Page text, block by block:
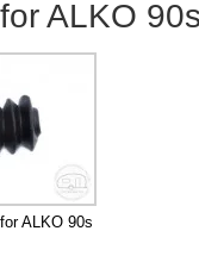
ALKO 90s
ALKO 90s